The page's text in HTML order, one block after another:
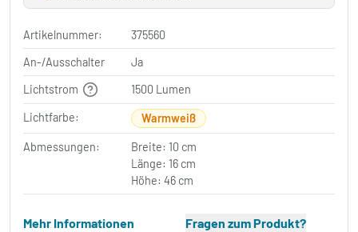
Artikelnummer:
375560
An-/Ausschalter
Ja
Lichtstrom
1500 Lumen
Lichtfarbe: Warmweiß
Abmessungen:
Breite: 10 cm
Länge: 16 cm
Höhe: 46 cm
Mehr Informationen Fragen zum Produkt?